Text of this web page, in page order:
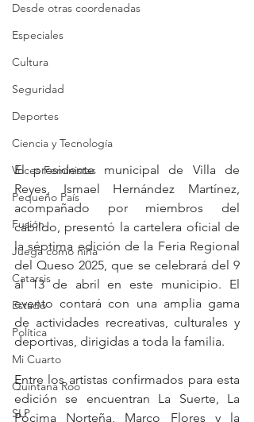
Desde otras coordenadas
Especiales
Cultura
Seguridad
Deportes
Ciencia y Tecnología
Voces Feministas
Pequeño País
Fusión
Juega como niña
Catarsis
Estado
Política
Mi Cuarto
Quintana Roo
SLP
El presidente municipal de Villa de
Reyes, Ismael Hernández Martínez,
acompañado por miembros del
cabildo, presentó la cartelera oficial de
la séptima edición de la Feria Regional
del Queso 2025, que se celebrará del 9
al 13 de abril en este municipio. El
evento contará con una amplia gama
de actividades recreativas, culturales y
deportivas, dirigidas a toda la familia.
Entre los artistas confirmados para esta
edición se encuentran La Suerte, La
Pócima Norteña, Marco Flores y la